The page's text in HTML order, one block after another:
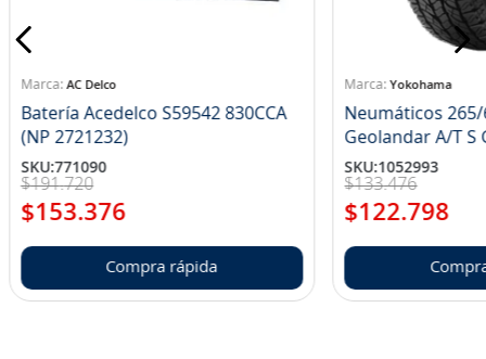
AC Delco
Batería Acedelco S59542 830CCA
(NP 2721232)
SKU:771090
$191.720
$153.376
Compra rápida
Yokohama
Neumáticos 265/
SKU:1052993
$133.476
$122.798